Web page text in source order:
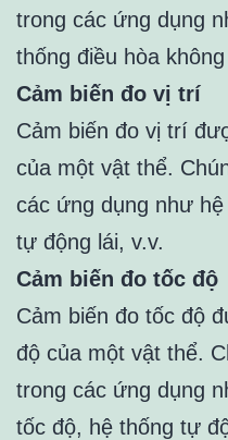
trong các ứng dụng
thống điều hòa
Cảm biến đo vị trí
Cảm biến đo vị trí
của một vật thể.
các ứng dụng như
tự động lái, v.v.
Cảm biến đo tốc độ
Cảm biến đo tốc độ
độ của một vật thể.
trong các ứng dụng
tốc độ, hệ thống tự